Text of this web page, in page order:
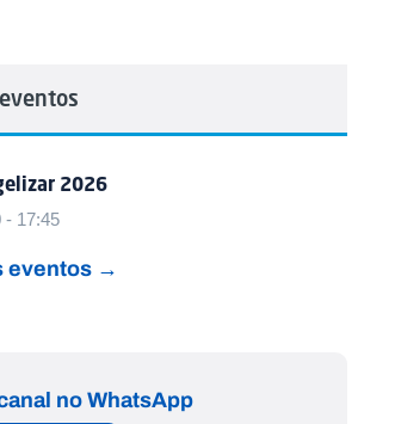
2026
- 17:45
eventos →
no WhatsApp